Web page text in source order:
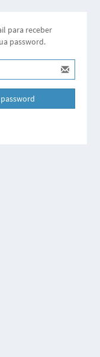
para receber
password.